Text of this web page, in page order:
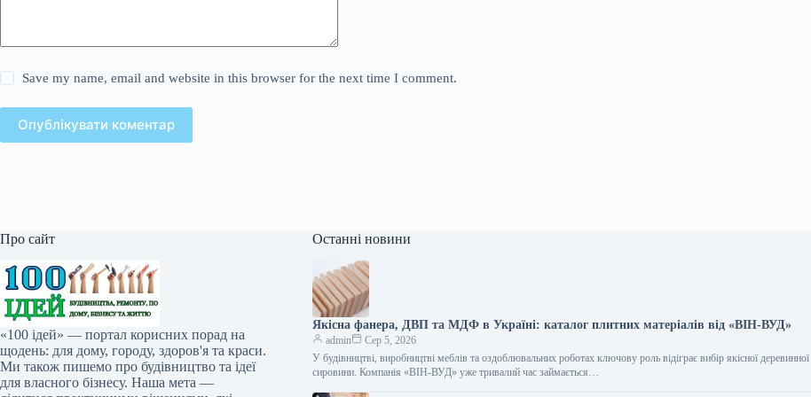
Save my name, email and website in this browser for the next time I comment.
Опублікувати коментар
Про сайт
«100 ідей» — портал корисних порад на
щодень: для дому, городу, здоров'я та краси.
Ми також пишемо про будівництво та ідеї
для власного бізнесу. Наша мета —
Останні новини
Якісна фанера, ДВП та МДФ в Україні: каталог плитних матеріалів від «ВІН-ВУД»
admin
Сер 5, 2026
У будівництві, виробництві меблів та оздоблювальних роботах ключову роль відіграє вибір якісної деревинної
сировини. Компанія «ВІН-ВУД» уже тривалий час займається…